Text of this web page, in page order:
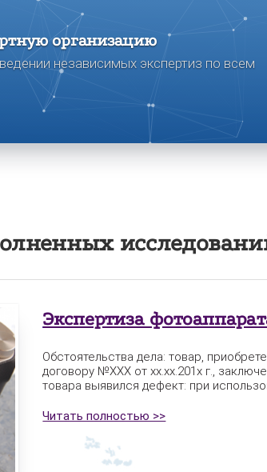
организацию
независимых экспертиз по всем
Экспертиза
Обстоятельства дела: товар,
договору №XXX от xx.xx.201x г.,
товара выявился дефект: при
Читать полностью >>